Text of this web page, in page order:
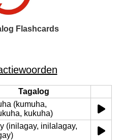
Flashcards
Tagalog
(kumuha,
kukuha)
(inilagay, inilalagay,